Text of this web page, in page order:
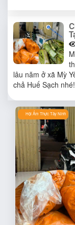
lâu năm ở xã Mỳ
chả Huế Sạch nhé!
Hội Ẩm Thực Tây Ninh